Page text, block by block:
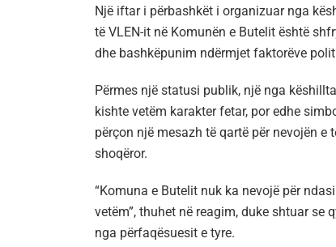
Një iftar i përbashkët i organizuar nga
të VLEN-it në Komunën e Butelit është
dhe bashkëpunim ndërmjet faktorëve
Përmes një statusi publik, një nga
kishte vetëm karakter fetar, por edhe
përçon një mesazh të qartë për nevojën
shoqëror.
“Komuna e Butelit nuk ka nevojë për
vetëm”, thuhet në reagim, duke shtuar
nga përfaqësuesit e tyre.